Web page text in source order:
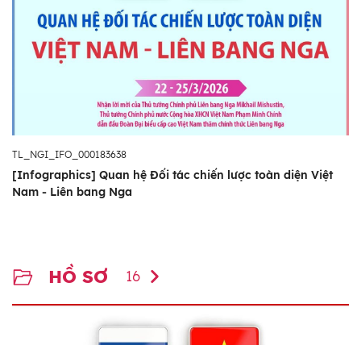
TL_NGI_IFO_000183638
[Infographics] Quan hệ Đối tác chiến lược toàn diện Việt
Nam - Liên bang Nga
HỒ SƠ 16